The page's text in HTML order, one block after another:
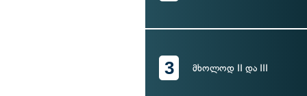
3 მხოლოდ II და III